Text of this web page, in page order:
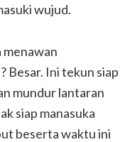
wujud.
menawan
Besar. Ini tekun siap
mundur lantaran
siap manasuka
beserta waktu ini